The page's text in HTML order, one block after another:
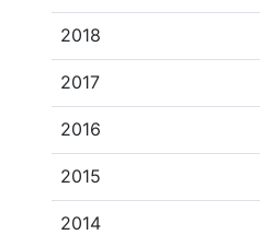
2018
2017
2016
2015
2014